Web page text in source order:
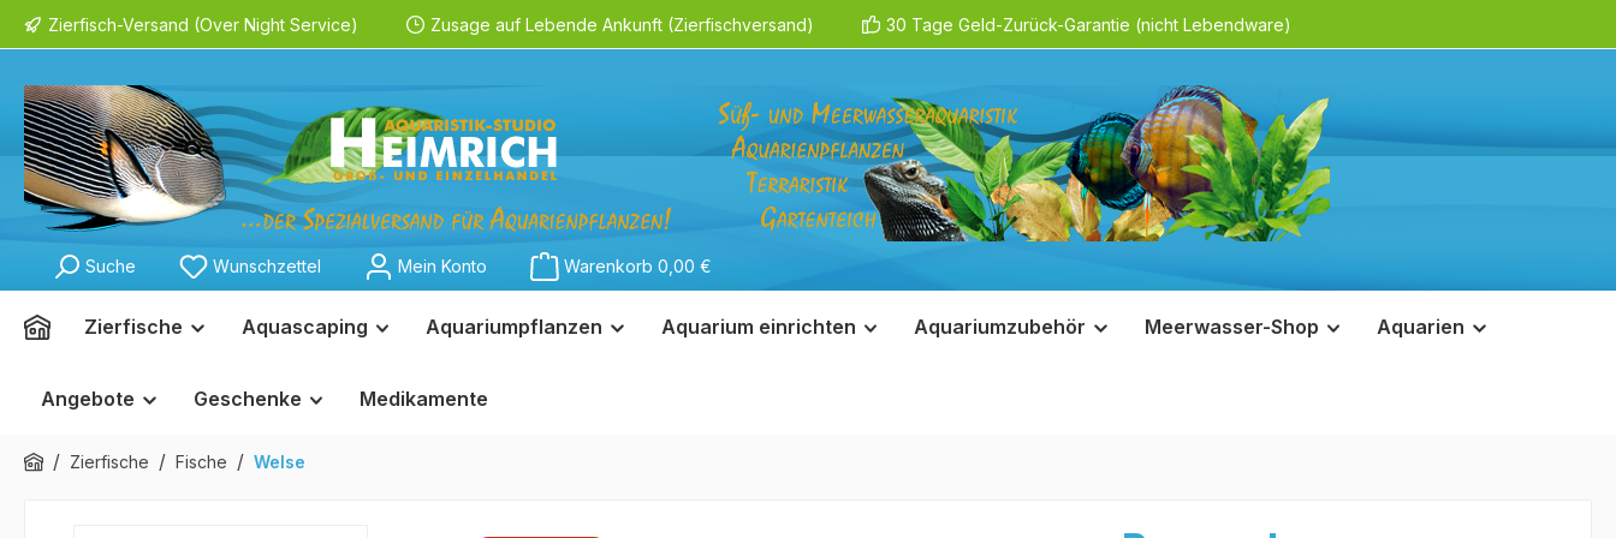
Zur Hauptnavigation springen
Zierfisch-Versand (Over Night Service) Zusage auf Lebende Ankunft (Zierfischversand) 30 Tage Geld-Zurück-Garantie (nicht Lebendware)
Suche Wunschzettel Mein Konto Warenkorb 0,00 €
Zierfische Aquascaping Aquariumpflanzen Aquarium einrichten Aquariumzubehör Meerwasser-Shop Aquarien
Angebote Geschenke Medikamente
/ Zierfische / Fische / Welse